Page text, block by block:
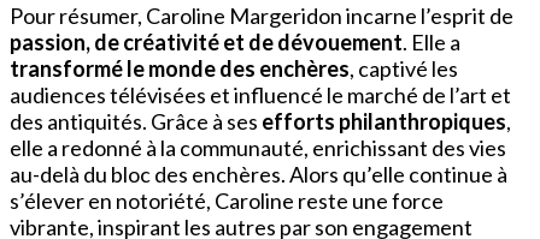
Pour résumer, Caroline Margeridon incarne l’esprit de
passion, de créativité et de dévouement. Elle a
transformé le monde des enchères, captivé les
audiences télévisées et influencé le marché de l’art et
des antiquités. Grâce à ses efforts philanthropiques,
elle a redonné à la communauté, enrichissant des vies
au-delà du bloc des enchères. Alors qu’elle continue à
s’élever en notoriété, Caroline reste une force
vibrante, inspirant les autres par son engagement